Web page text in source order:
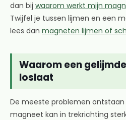
dan bij waarom werkt mijn
Twijfel je tussen lijmen en een
lees dan magneten lijmen of
Waarom een
loslaat
De meeste problemen ontstaan
magneet kan in trekrichting